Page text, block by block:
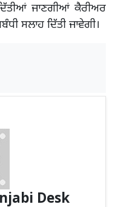
ਜਾਣਗੀਆਂ ਕੈਰੀਅਰ
ਸਲਾਹ ਦਿੱਤੀ ਜਾਵੇਗੀ।
Desk